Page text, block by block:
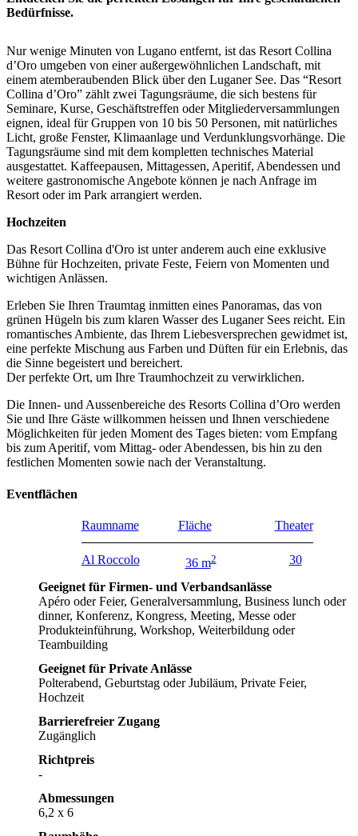
Bedürfnisse.
Nur wenige Minuten von Lugano entfernt, ist das Resort Collina
d’Oro umgeben von einer außergewöhnlichen Landschaft, mit
einem atemberaubenden Blick über den Luganer See. Das “Resort
Collina d’Oro” zählt zwei Tagungsräume, die sich bestens für
Seminare, Kurse, Geschäftstreffen oder Mitgliederversammlungen
eignen, ideal für Gruppen von 10 bis 50 Personen, mit natürliches
Licht, große Fenster, Klimaanlage und Verdunklungsvorhänge. Die
Tagungsräume sind mit dem kompletten technisches Material
ausgestattet. Kaffeepausen, Mittagessen, Aperitif, Abendessen und
weitere gastronomische Angebote können je nach Anfrage im
Resort oder im Park arrangiert werden.
Hochzeiten
Das Resort Collina d'Oro ist unter anderem auch eine exklusive
Bühne für Hochzeiten, private Feste, Feiern von Momenten und
wichtigen Anlässen.
Erleben Sie Ihren Traumtag inmitten eines Panoramas, das von
grünen Hügeln bis zum klaren Wasser des Luganer Sees reicht. Ein
romantisches Ambiente, das Ihrem Liebesversprechen gewidmet ist,
eine perfekte Mischung aus Farben und Düften für ein Erlebnis, das
die Sinne begeistert und bereichert.
Der perfekte Ort, um Ihre Traumhochzeit zu verwirklichen.
Die Innen- und Aussenbereiche des Resorts Collina d’Oro werden
Sie und Ihre Gäste willkommen heissen und Ihnen verschiedene
Möglichkeiten für jeden Moment des Tages bieten: vom Empfang
bis zum Aperitif, vom Mittag- oder Abendessen, bis hin zu den
festlichen Momenten sowie nach der Veranstaltung.
Eventflächen
Raumname Fläche Theater
Al Roccolo 36 m2 30
Geeignet für Firmen- und Verbandsanlässe
Apéro oder Feier, Generalversammlung, Business lunch oder
dinner, Konferenz, Kongress, Meeting, Messe oder
Produkteinführung, Workshop, Weiterbildung oder
Teambuilding
Geeignet für Private Anlässe
Polterabend, Geburtstag oder Jubiläum, Private Feier,
Hochzeit
Barrierefreier Zugang
Zugänglich
Richtpreis
-
Abmessungen
6,2 x 6